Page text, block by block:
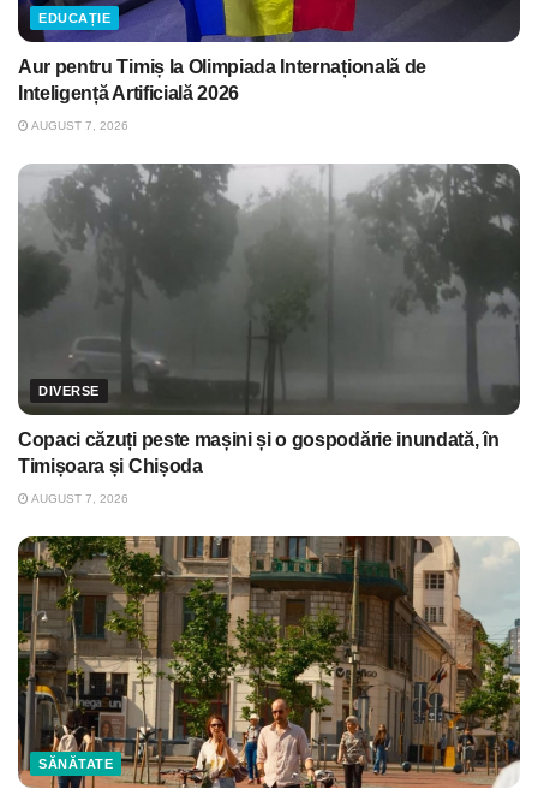
EDUCAȚIE
Aur pentru Timiș la Olimpiada Internațională de
Inteligență Artificială 2026
AUGUST 7, 2026
DIVERSE
Copaci căzuți peste mașini și o gospodărie inundată, în
Timișoara și Chișoda
AUGUST 7, 2026
SĂNĂTATE